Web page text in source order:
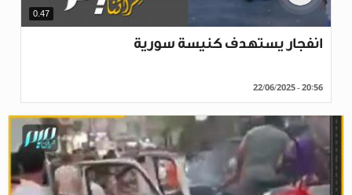
0.47
انفجار يستهدف كنيسة سورية
22/06/2025 - 20:56